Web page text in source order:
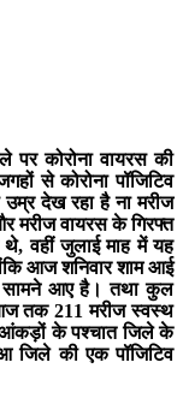
पर कोरोना वायरस की
से कोरोना पॉजिटिव
उम्र देख रहा है ना मरीज
मरीज वायरस के गिरफ्त
वहीं जुलाई माह में यह
आज शनिवार शाम आई
सामने आए है। तथा कुल
तक 211 मरीज स्वस्थ
आंकड़ों के पश्चात जिले के
जिले की एक पॉजिटिव